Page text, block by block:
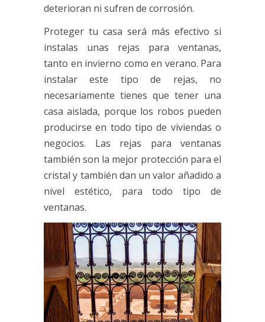
deterioran ni sufren de corrosión.
Proteger tu casa será más efectivo si
instalas unas rejas para ventanas,
tanto en invierno como en verano. Para
instalar este tipo de rejas, no
necesariamente tienes que tener una
casa aislada, porque los robos pueden
producirse en todo tipo de viviendas o
negocios. Las rejas para ventanas
también son la mejor protección para el
cristal y también dan un valor añadido a
nivel estético, para todo tipo de
ventanas.